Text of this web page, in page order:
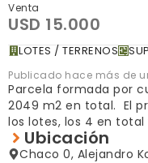
Venta
USD 15.000
LOTES / TERRENOS
Publicado hace más de
Parcela formada por
2049 m2 en total. El
los lotes, los 4 en total
Ubicación
Chaco 0, Alejandro